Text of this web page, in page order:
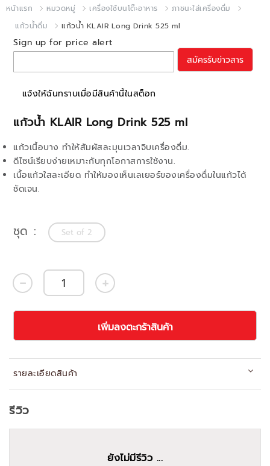
หน้าแรก หมวดหมู่ เครื่องใช้บนโต๊ะอาหาร
ภาชนะใส่เครื่องดื่ม
แก้วน้ำดื่ม
แก้วน้ำ KLAIR Long Drink 525 ml
แก้วน้ำ KLAIR Long Drink 525 ml
แก้วเนื้อบาง ทำให้สัมผัสละมุนเวลาจิบเครื่องดื่ม.
ดีไซน์เรียบง่ายเหมาะกับทุกโอกาสการใช้งาน.
เนื้อแก้วใสละเอียด ทำให้มองเห็นเลเยอร์ของเครื่องดื่มในแก้วได้
ชัดเจน.
Sign up for price alert
สมัครรับข่าวสาร
แจ้งให้ฉันทราบเมื่อมีสินค้านี้ในสต็อก
ชุด Set of 2
เพิ่มลงตะกร้าสินค้า
รายละเอียดสินค้า
รีวิว
ยังไม่มีรีวิว ...